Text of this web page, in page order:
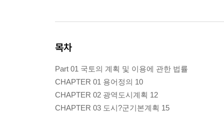
목차
Part 01 국토의 계획 및 이용에 관한 법률
CHAPTER 01 용어정의 10
CHAPTER 02 광역도시계획 12
CHAPTER 03 도시?군기본계획 15